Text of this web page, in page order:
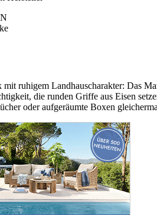
ruhigem Landhauscharakter: Das
die runden Griffe aus Eisen
oder aufgeräumte Boxen